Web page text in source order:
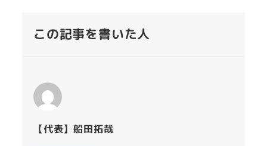
この記事を書いた人
【代表】船田拓哉